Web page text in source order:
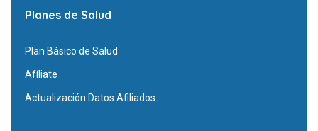
Planes de Salud
Plan Básico de Salud
Afíliate
Actualización Datos Afiliados